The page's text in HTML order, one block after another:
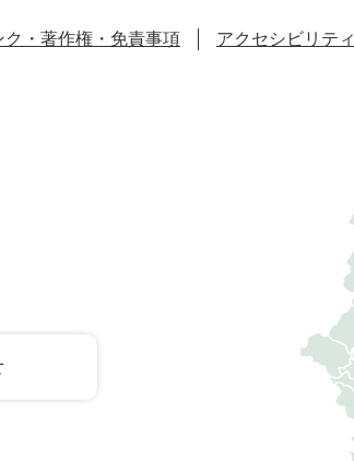
ク・著作権・免責事項 アクセシビリティ